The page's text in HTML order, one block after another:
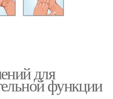
для
функции